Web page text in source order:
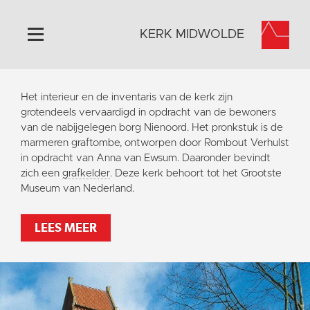
Home
Algemeen
Historie
Omgeving
Het Grootste Museum
Steun ons
Vaktaal
KERK MIDWOLDE
Het interieur en de inventaris van de kerk zijn
grotendeels vervaardigd in opdracht van de bewoners
van de nabijgelegen borg Nienoord. Het pronkstuk is de
marmeren graftombe, ontworpen door Rombout Verhulst
in opdracht van Anna van Ewsum. Daaronder bevindt
zich een grafkelder. Deze kerk behoort tot het Grootste
Museum van Nederland.
LEES MEER